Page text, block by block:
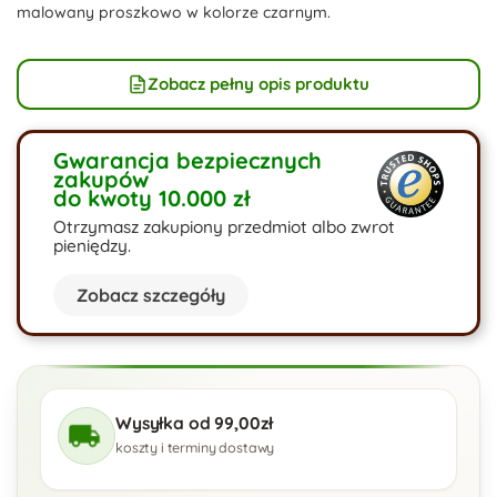
malowany proszkowo w kolorze czarnym.
Zobacz pełny opis produktu
Gwarancja bezpiecznych
zakupów
do kwoty 10.000 zł
Otrzymasz zakupiony przedmiot albo zwrot
pieniędzy.
Zobacz szczegóły
Wysyłka od 99,00zł
koszty i terminy dostawy